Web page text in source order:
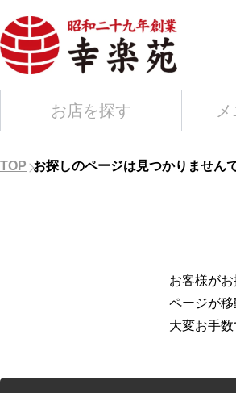
お店を探す
TOP お探しのページは見つかりません
お客様が
ページが移
大変お手